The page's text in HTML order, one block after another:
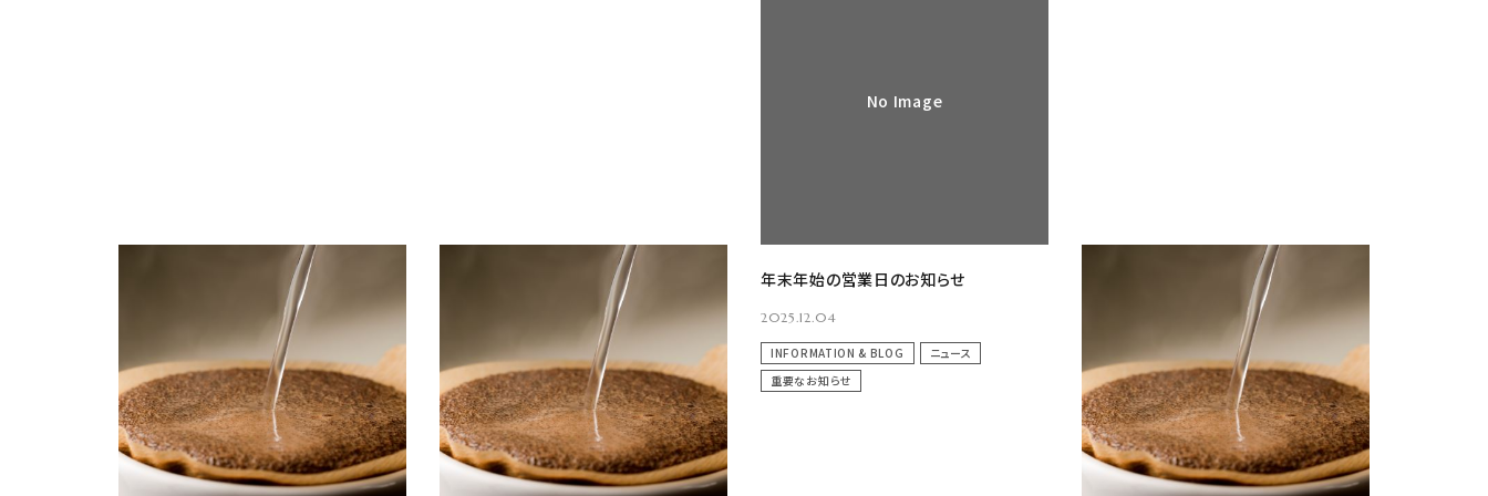
令和8年4月～8月 コーヒーインストラク
ター3級講習会 日程のお知らせ
EVENT & SEMINAR ニュース
令和8年2月～4月 コーヒーインストラク
ター3級講習会 日程のお知らせ
EVENT & SEMINAR ニュース
No Image
年末年始の営業日のお知らせ
2025.12.04
INFORMATION & BLOG
ニュース
重要なお知らせ
令和7年11月～令和8年1月 コーヒーイ
ンストラクター3級講習会 日程のお知ら
EVENT & SEMINAR ニュース